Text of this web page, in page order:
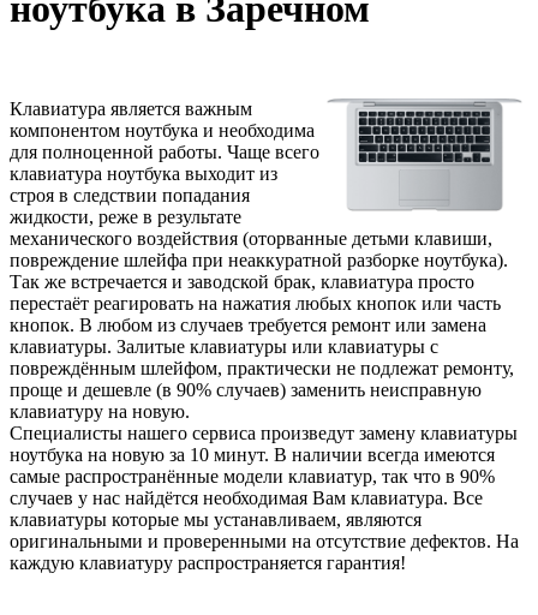
ноутбука в Заречном
Клавиатура является важным
компонентом ноутбука и необходима
для полноценной работы. Чаще всего
клавиатура ноутбука выходит из
строя в следствии попадания
жидкости, реже в результате
механического воздействия (оторванные детьми клавиши,
повреждение шлейфа при неаккуратной разборке ноутбука).
Так же встречается и заводской брак, клавиатура просто
перестаёт реагировать на нажатия любых кнопок или часть
кнопок. В любом из случаев требуется ремонт или замена
клавиатуры. Залитые клавиатуры или клавиатуры с
повреждённым шлейфом, практически не подлежат ремонту,
проще и дешевле (в 90% случаев) заменить неисправную
клавиатуру на новую.
Специалисты нашего сервиса произведут замену клавиатуры
ноутбука на новую за 10 минут. В наличии всегда имеются
самые распространённые модели клавиатур, так что в 90%
случаев у нас найдётся необходимая Вам клавиатура. Все
клавиатуры которые мы устанавливаем, являются
оригинальными и проверенными на отсутствие дефектов. На
каждую клавиатуру распространяется гарантия!